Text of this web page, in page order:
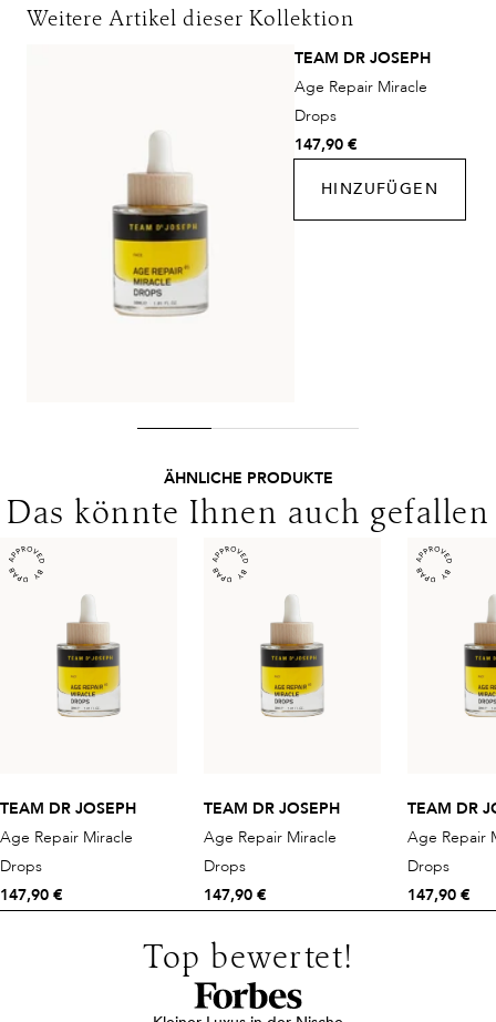
DHL
1-2 Werktage
Kostenlos ab 250€ Warenwert
Lieferungen in die Schweiz erfolgen ohne MwSt. - beachten
Sie bitte die abweichenden Bedingungen. Für den Versand ins
Ausland gelten andere Versandkosten.
Weitere Artikel dieser Kollektion
TEAM DR JOSEPH
Age Repair Miracle
Drops
147,90 €
HINZUFÜGEN
ÄHNLICHE PRODUKTE
Das könnte Ihnen auch gefallen
TEAM DR JOSEPH
Age Repair Miracle
Drops
147,90 €
TEAM DR JOSEPH
Age Repair Miracle
Drops
147,90 €
TEAM DR
Age Repair
Drops
147,90 €
Top bewertet!